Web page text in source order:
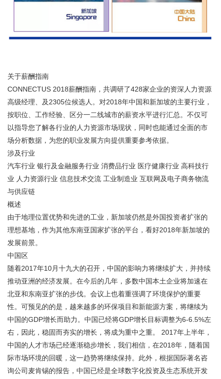
关于薪酬指南
CONNECTUS 2018薪酬指南，共调研了428家企业的资深人力资源
高级经理、及2305位候选人。对2018年中国和新加坡的主要行业，
按职位、工作经验、区分一二线城市的薪资水平进行汇总。不仅可
以指导您了解各行业的人力资源市场现状，同时也能通过全面的市
场分析数据，为您的职业发展方向提供重要参考依据。
涉及行业
汽车行业 银行及金融服务行业 消费品行业 医疗健康行业 高科技行
业 人力资源行业 信息技术交流 工业制造业 互联网及电子商务物流
与供应链
概述
由于地理位置优势和先进的工业，新加坡仍然是外国投资者扩张的
理想基地，作为其他东南亚国家扩张的平台，看好2018年新加坡的
发展前景。
中国区
随着2017年10月十九大的召开，中国的影响力将继续扩大，并持续
推动亚洲的经济发展。在今后的几年，多数中国本土企业将加速在
北亚和东南亚扩张的步伐。会议上也着重强调了环境保护的重要
性。可预见的的是，越来越多的环保项目和新能源方案，将继续为
中国的GDP增长而助力。中国已经将GDP增长目标调整为6-6.5%左
右，因此，稳固而夯实的增长，将成为重中之重。 2017年上半年，
中国的人才市场已经逐渐稳步增长，我们相信，在2018年，随着国
际市场环境的回暖，这一趋势将继续保持。此外，根据国际著名咨
询公司麦肯锡的报告，中国已经是全球数字化投资及生态系统开发